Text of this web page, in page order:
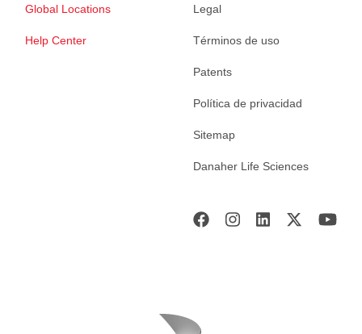
Global Locations
Help Center
Legal
Términos de uso
Patents
Política de privacidad
Sitemap
Danaher Life Sciences